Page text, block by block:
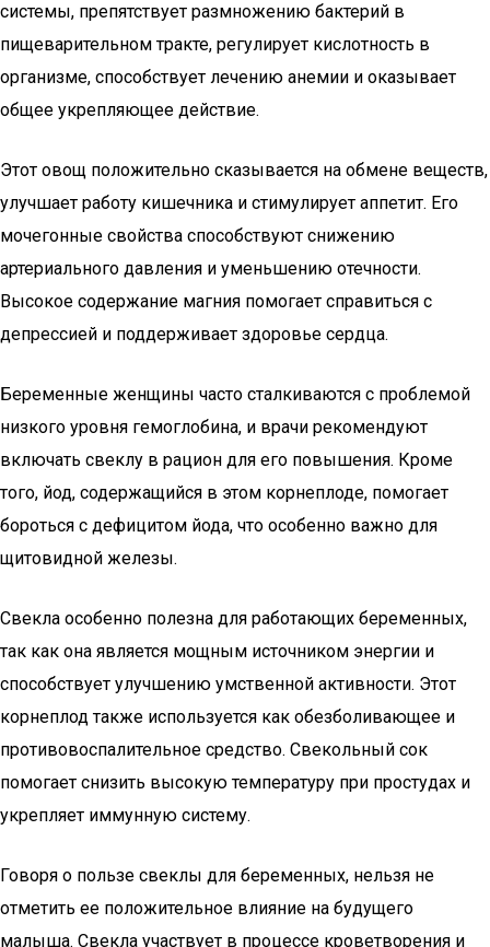
системы, препятствует размножению бактерий в
пищеварительном тракте, регулирует кислотность в
организме, способствует лечению анемии и оказывает
общее укрепляющее действие.
Этот овощ положительно сказывается на обмене веществ,
улучшает работу кишечника и стимулирует аппетит. Его
мочегонные свойства способствуют снижению
артериального давления и уменьшению отечности.
Высокое содержание магния помогает справиться с
депрессией и поддерживает здоровье сердца.
Беременные женщины часто сталкиваются с проблемой
низкого уровня гемоглобина, и врачи рекомендуют
включать свеклу в рацион для его повышения. Кроме
того, йод, содержащийся в этом корнеплоде, помогает
бороться с дефицитом йода, что особенно важно для
щитовидной железы.
Свекла особенно полезна для работающих беременных,
так как она является мощным источником энергии и
способствует улучшению умственной активности. Этот
корнеплод также используется как обезболивающее и
противовоспалительное средство. Свекольный сок
помогает снизить высокую температуру при простудах и
укрепляет иммунную систему.
Говоря о пользе свеклы для беременных, нельзя не
отметить ее положительное влияние на будущего
малыша. Свекла участвует в процессе кроветворения и